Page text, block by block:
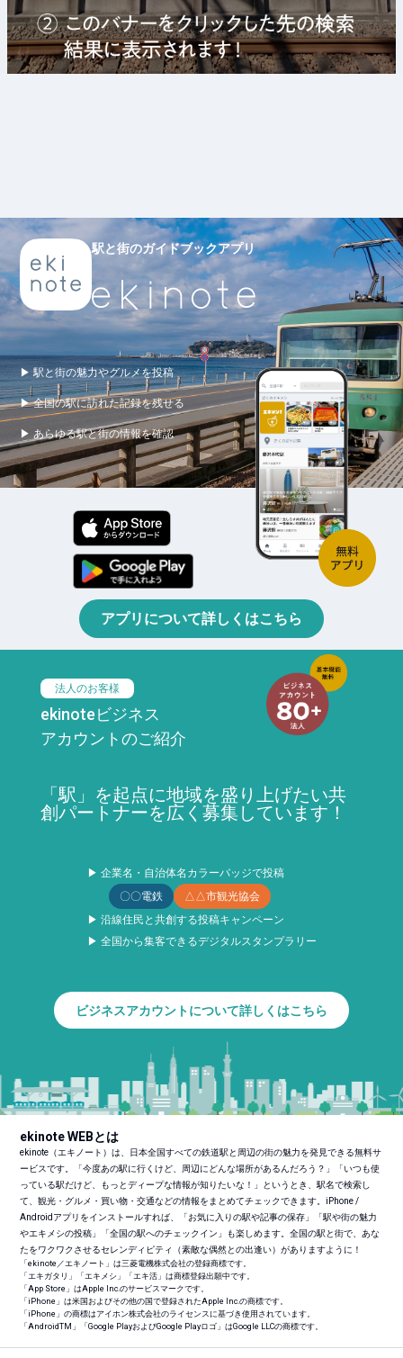
駅と街のガイドブックアプリ
▶ 駅と街の魅力やグルメを投稿
▶ 全国の駅に訪れた記録を残せる
▶ あらゆる駅と街の情報を確認
アプリについて詳しくはこちら
法人のお客様
ekinoteビジネス
アカウントのご紹介
「駅」を起点に地域を盛り上げたい共
創パートナーを広く募集しています！
▶ 企業名・自治体名カラーバッジで投稿
〇〇電鉄
△△市観光協会
▶ 沿線住民と共創する投稿キャンペーン
▶ 全国から集客できるデジタルスタンプラリー
ビジネスアカウントについて詳しくはこちら
ekinote WEBとは
ekinote（エキノート）は、日本全国すべての鉄道駅と周辺の街の魅力を発見できる無料サ
ービスです。「今度あの駅に行くけど、周辺にどんな場所があるんだろう？」「いつも使
っている駅だけど、もっとディープな情報が知りたいな！」というとき、駅名で検索し
て、観光・グルメ・買い物・交通などの情報をまとめてチェックできます。iPhone /
Androidアプリをインストールすれば、「お気に入りの駅や記事の保存」「駅や街の魅力
やエキメシの投稿」「全国の駅へのチェックイン」も楽しめます。全国の駅と街で、あな
たをワクワクさせるセレンディピティ（素敵な偶然との出逢い）がありますように！
「ekinote／エキノート」は三菱電機株式会社の登録商標です。
「エキガタリ」「エキメシ」「エキ活」は商標登録出願中です。
「App Store」はApple Inc.のサービスマークです。
「iPhone」は米国およびその他の国で登録されたApple Inc.の商標です。
「iPhone」の商標はアイホン株式会社のライセンスに基づき使用されています。
「AndroidTM 」「Google PlayおよびGoogle Playロゴ」はGoogle LLCの商標です。